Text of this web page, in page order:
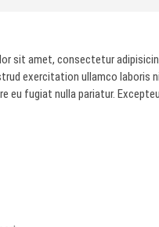
sit amet, consectetur
exercitation ullamco laboris
eu fugiat nulla pariatur.